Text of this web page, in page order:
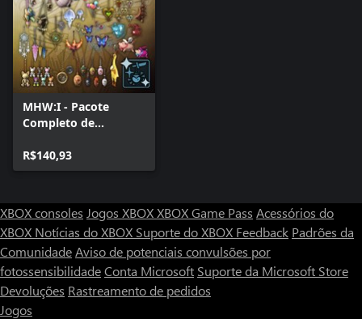
MHW:I - Pacote
Completo de
R$140,93
XBOX consoles Jogos XBOXXBOX Game Pass Acessórios do
XBOX Notícias do XBOX Suporte do XBOX Feedback Padrões da
ComunidadeAviso de potenciais convulsões por
fotossensibilidadeConta Microsoft Suporte da Microsoft Store
Devoluções Rastreamento de pedidos
Jogos